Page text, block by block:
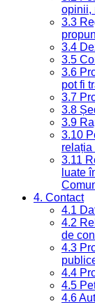
opinii,
3.3
3.4
3.5
3.6
pot fi
3.7
3.8
3.9
3.10
relația
3.11
luate
4. Contact
4.1
4.2
de
4.3
4.4
4.5
4.6